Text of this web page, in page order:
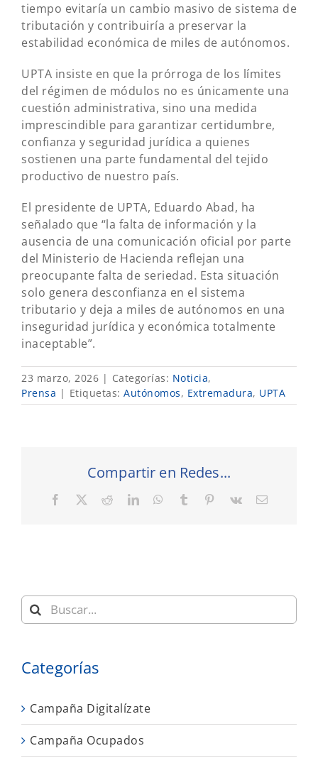
tiempo evitaría un cambio masivo de sistema de
tributación y contribuiría a preservar la
estabilidad económica de miles de autónomos.
UPTA insiste en que la prórroga de los límites
del régimen de módulos no es únicamente una
cuestión administrativa, sino una medida
imprescindible para garantizar certidumbre,
confianza y seguridad jurídica a quienes
sostienen una parte fundamental del tejido
productivo de nuestro país.
El presidente de UPTA, Eduardo Abad, ha
señalado que “la falta de información y la
ausencia de una comunicación oficial por parte
del Ministerio de Hacienda reflejan una
preocupante falta de seriedad. Esta situación
solo genera desconfianza en el sistema
tributario y deja a miles de autónomos en una
inseguridad jurídica y económica totalmente
inaceptable”.
23 marzo, 2026 | Categorías: Noticia,
Prensa | Etiquetas: Autónomos, Extremadura, UPTA
Compartir en Redes...
Facebook RedditLinkedInWhatsApp
Tumblr Pinterest
Vk
Correo
Buscar:
Categorías
Campaña Digitalízate
Campaña Ocupados